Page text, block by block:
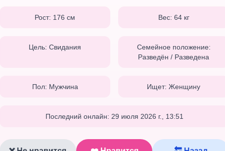
Рост: 176 см Вес: 64кг
Цель: Свидания
Семейное положение:
Разведён / Разведена
Пол: Мужчина Ищет: Женщину
Последний онлайн: 29 июля 2026 г., 13:51